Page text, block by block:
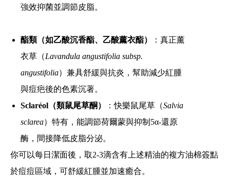
強效抑菌並調節皮脂。
酯類（如乙酸沉香酯、乙酸薰衣酯）
：真正薰
衣草（Lavandula angustifolia subsp.
angustifolia）兼具舒緩與抗炎，幫助減少紅腫
與痘疤後的色素沉著。
Sclaréol（類鼠尾草酮）
：快樂鼠尾草（Salvia
sclarea）特有，能調節荷爾蒙與抑制5α-還原
酶，間接降低皮脂分泌。
你可以每日潔面後，取2-3滴含有上述精油的複方油棉簽點
於痘痘區域，可舒緩紅腫並加速癒合。